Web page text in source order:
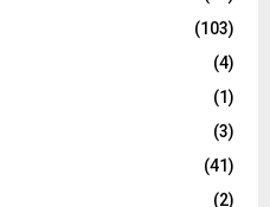
(103)
(4)
(1)
(3)
(41)
(2)